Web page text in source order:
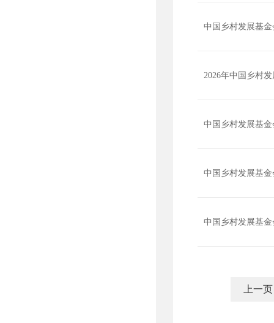
中国乡村发展基
2026年中国乡村
中国乡村发展基
中国乡村发展基
中国乡村发展基
上一页